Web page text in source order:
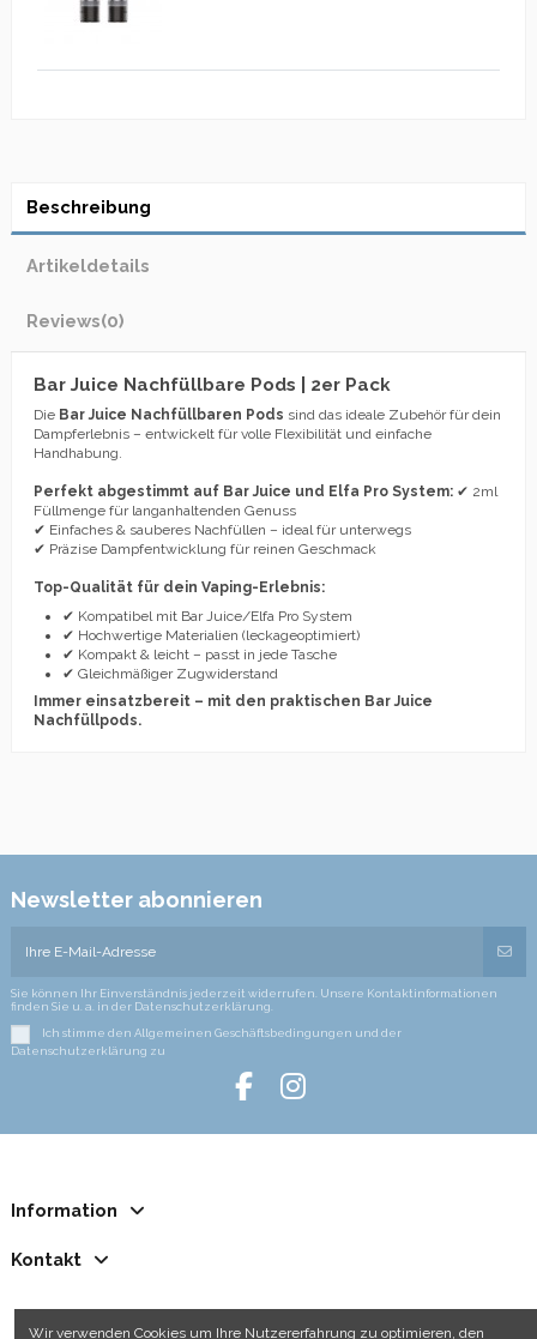
Beschreibung
Artikeldetails
Reviews(0)
Bar Juice Nachfüllbare Pods | 2er Pack
Die Bar Juice Nachfüllbaren Pods sind das ideale Zubehör für dein
Dampferlebnis – entwickelt für volle Flexibilität und einfache
Handhabung.
Perfekt abgestimmt auf Bar Juice und Elfa Pro System: ✔ 2ml
Füllmenge für langanhaltenden Genuss
✔ Einfaches & sauberes Nachfüllen – ideal für unterwegs
✔ Präzise Dampfentwicklung für reinen Geschmack
Top-Qualität für dein Vaping-Erlebnis:
✔ Kompatibel mit Bar Juice/Elfa Pro System
✔ Hochwertige Materialien (leckageoptimiert)
✔ Kompakt & leicht – passt in jede Tasche
✔ Gleichmäßiger Zugwiderstand
Immer einsatzbereit – mit den praktischen Bar Juice
Nachfüllpods.
Newsletter abonnieren
Sie können Ihr Einverständnis jederzeit widerrufen. Unsere Kontaktinformationen
finden Sie u. a. in der Datenschutzerklärung.
Ich stimme den Allgemeinen Geschäftsbedingungen und der
Datenschutzerklärung zu
Information
Kontakt
Wir verwenden Cookies um Ihre Nutzererfahrung zu optimieren, den